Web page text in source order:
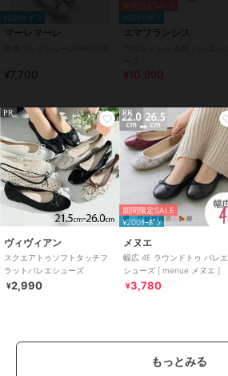
¥200ｸｰﾎﾟﾝ
マーレマーレ
¥7,700
¥888ｸｰﾎﾟﾝ
エマフランシス
¥10,990
PR
ヴィヴィアン
スクエアトゥソフトタッチフ
ラットバレエシューズ
¥2,990
PR
期間限定SALE
¥200ｸｰﾎﾟﾝ
メヌエ
幅広 4E ラウンドトゥ バレエ
シューズ [ menue メヌエ ]
¥3,780
もっとみる